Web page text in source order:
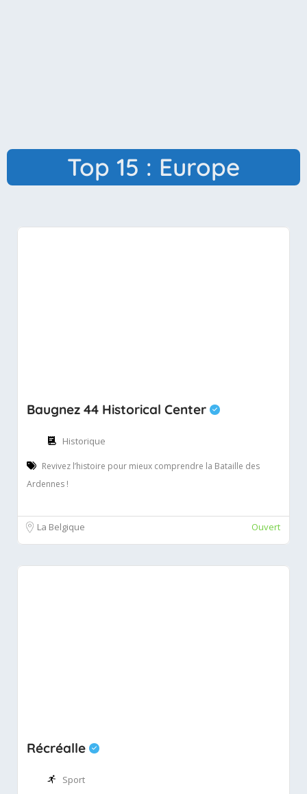
Top 15 : Europe
Baugnez 44 Historical Center
Historique
Revivez l’histoire pour mieux comprendre la Bataille des
Ardennes !
La Belgique Ouvert
Récréalle
Sport